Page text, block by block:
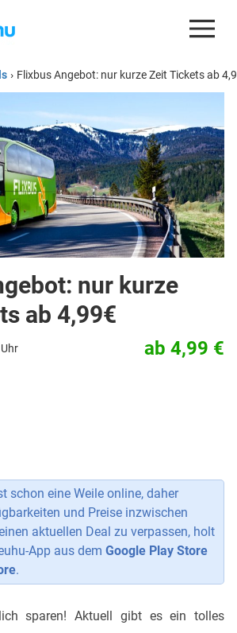
REISEDEALS
GUTSCHEINE
KREDITKARTEN
ESIM
REISEBLOG
› Flixbus Angebot: nur kurze Zeit Tickets ab
nur kurze
ab 4,99€
ab 4,99 €
schon eine Weile online, daher
und Preise inzwischen
aktuellen Deal zu verpassen, holt
App aus dem Google Play Store
.
sparen! Aktuell gibt es ein tolles